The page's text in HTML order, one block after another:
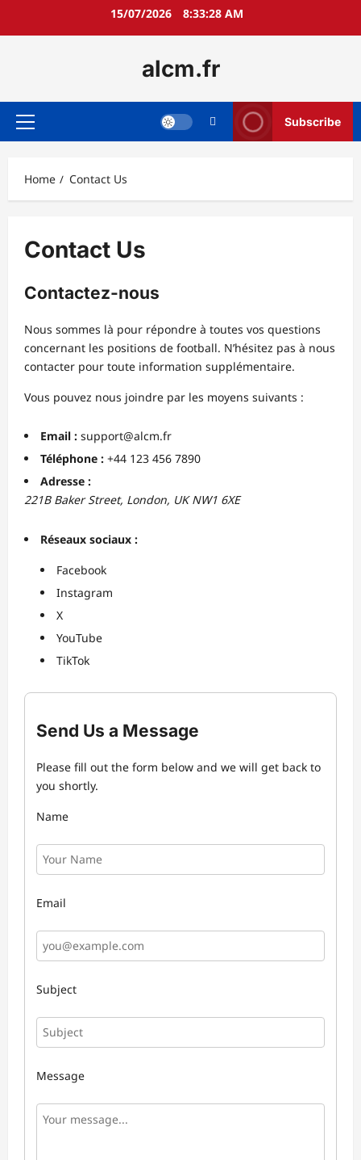
15/07/2026 8:33:28 AM
alcm.fr
Primary
Subscribe
Home Contact Us
Contact Us
Contactez-nous
Nous sommes là pour répondre à toutes vos questions
concernant les positions de football. N’hésitez pas à nous
contacter pour toute information supplémentaire.
Vous pouvez nous joindre par les moyens suivants :
Email : support@alcm.fr
Téléphone : +44 123 456 7890
Adresse :
221B Baker Street, London, UK NW1 6XE
Réseaux sociaux :
Facebook
Instagram
X
YouTube
TikTok
Send Us a Message
Please fill out the form below and we will get back to
you shortly.
Name
Email
Subject
Message